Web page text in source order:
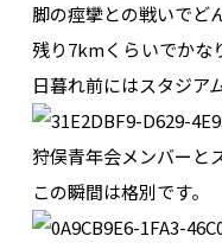
脚の痙攣との戦いでど
残り7kmくらいでかな
日暮れ前にはスタジア
狩俣青年会メンバーと
この瞬間は格別です。